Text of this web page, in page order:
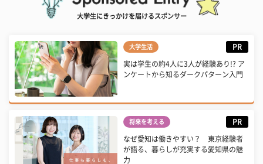
大学生にきっかけを届けるスポンサー
大学生活 PR
実は学生の約4人に3人が経験あり!? ア
ンケートから知るダークパターン入門
将来を考える PR
なぜ愛知は働きやすい？ 東京経験者
が語る、暮らしが充実する愛知県の魅
力